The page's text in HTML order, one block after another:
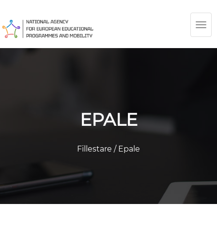
EPALE
Fillestare /Epale